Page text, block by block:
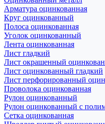
Арматура оцинкованная
Круг оцинкованный
Полоса оцинкованная
Уголок оцинкованный
Лента оцинкованная
Лист гладкий
Лист окрашенный
Лист оцинкованный гладкий
Лист перфорированный
Проволока оцинкованная
Рулон оцинкованный
Рулон оцинкованный с
Сетка оцинкованная